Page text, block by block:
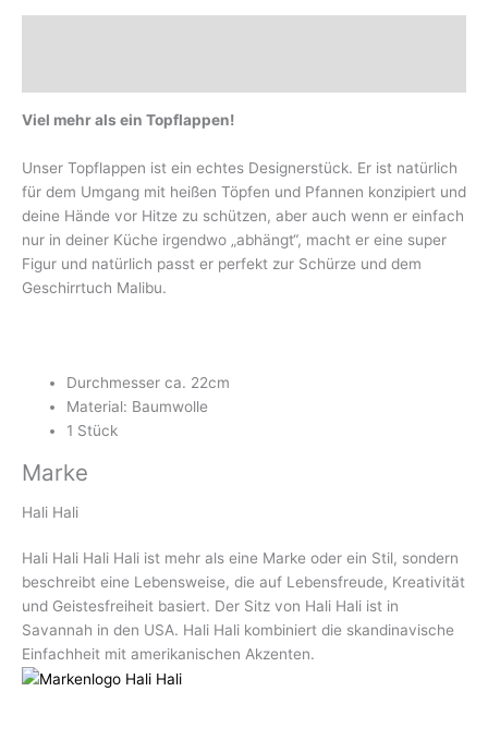
Viel mehr als ein Topflappen!
Unser Topflappen ist ein echtes Designerstück. Er ist natürlich
für dem Umgang mit heißen Töpfen und Pfannen konzipiert und
deine Hände vor Hitze zu schützen, aber auch wenn er einfach
nur in deiner Küche irgendwo „abhängt“, macht er eine super
Figur und natürlich passt er perfekt zur Schürze und dem
Geschirrtuch Malibu.
Durchmesser ca. 22cm
Material: Baumwolle
1 Stück
Marke
Hali Hali
Hali Hali Hali Hali ist mehr als eine Marke oder ein Stil, sondern
beschreibt eine Lebensweise, die auf Lebensfreude, Kreativität
und Geistesfreiheit basiert. Der Sitz von Hali Hali ist in
Savannah in den USA. Hali Hali kombiniert die skandinavische
Einfachheit mit amerikanischen Akzenten.